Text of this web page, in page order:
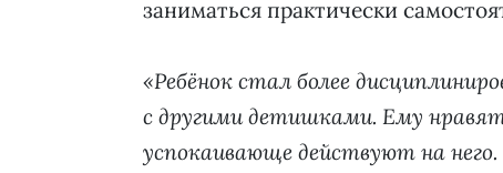
заниматься практически
«Ребёнок стал более
с другими детишками. Ему
успокаивающе действуют на